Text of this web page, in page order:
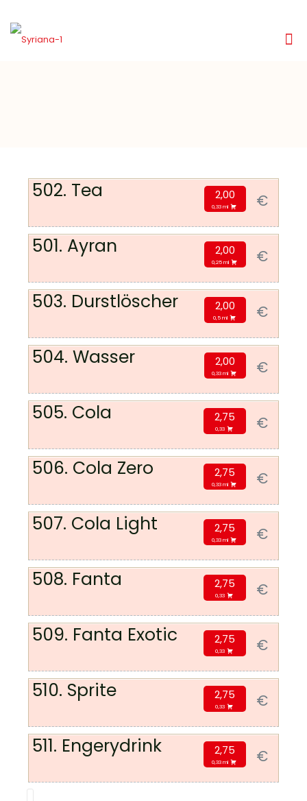
502. Tea 2,00
0,33 ml €
501. Ayran 2,00
0,25 ml €
503. Durstlöscher 2,00
0,5 ml €
504. Wasser 2,00
0,33 ml €
505. Cola 2,75
0,33 €
506. Cola Zero 2,75
0,33 ml €
507. Cola Light 2,75
0,33 ml €
508. Fanta 2,75
0,33 €
509. Fanta Exotic 2,75
0,33 €
510. Sprite 2,75
0,33 €
511. Engerydrink 2,75
0,33 ml €